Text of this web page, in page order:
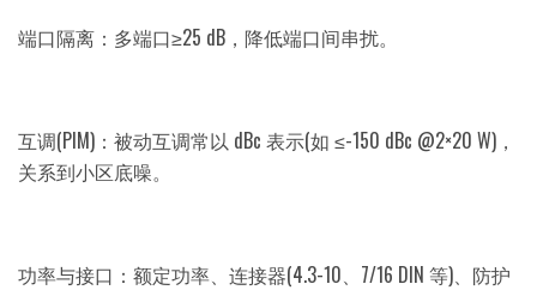
端口隔离：多端口≥25 dB，降低端口间串扰。
互调(PIM)：被动互调常以 dBc 表示(如 ≤-150 dBc @2×20 W)，
关系到小区底噪。
功率与接口：额定功率、连接器(4.3-10、7/16 DIN 等)、防护